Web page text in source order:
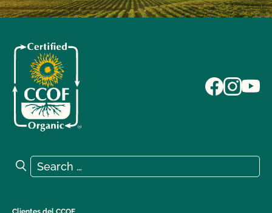
Search for:
Search